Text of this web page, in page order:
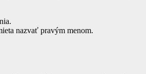
nazvať pravým menom.